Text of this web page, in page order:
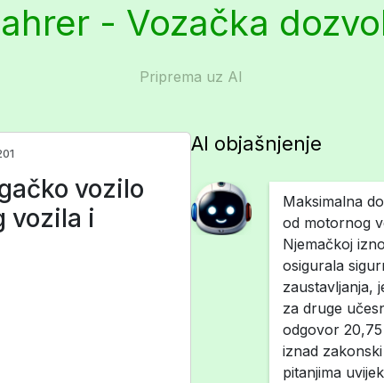
- Vozačka
Priprema uz AI
vozilo
vozila i
AI objašnjenje
Maksimalna
od motornog
Njemačkoj
osigurala
zaustavljanja,
za druge
odgovor
iznad
pitanjima